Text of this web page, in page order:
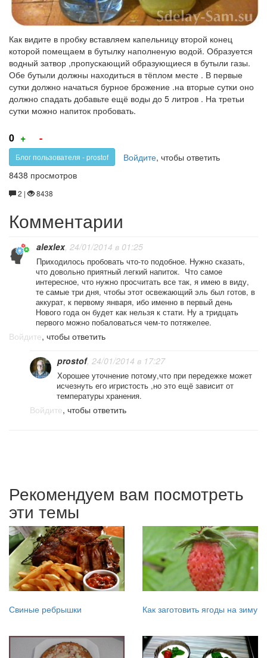
Как видите в пробку вставляем капельницу второй конец
которой помещаем в бутылку наполненую водой. Образуется
водный затвор ,пропускающий образующиеся в бутыли газы.
Обе бутыли должны находиться в тёплом месте . В первые
сутки должно начаться бурное брожение .на вторые сутки оно
должно спадать добавьте ещё воды до 5 литров . На третьи
сутки можно напиток пробовать.
0 +
за!
-
против!
Блог пользователя - prostof Войдите, чтобы ответить
8438 просмотров
2 | 8438
Комментарии
alexlex, 24/01/2014 в 01:25
Приходилось пробовать что-то подобное. Нужно сказать,
что довольно приятный легкий напиток. Что самое
интересное, что нужно просчитать все так, я имею в виду,
те самые три дня, чтобы этот освежающий эль был готов, в
аккурат, к первому января, ибо именно в первый день
Нового года он будет как нельзя к стати. Ну а тридцать
первого можно побаловаться чем-то потяжелее.
Войдите, чтобы ответить
prostof, 24/01/2014 в 17:27
Хорошее уточнение потому,что при передежке может
исчезнуть его игристость ,но это ещё зависит от
температуры хранения.
Войдите, чтобы ответить
Рекомендуем вам посмотреть
эти темы
Свиные ребрышки Как заготовить ягоды на зиму